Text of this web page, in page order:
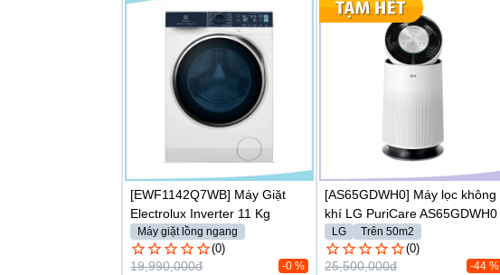
[EWF1142Q7WB] Máy Giặt
Electrolux Inverter 11 Kg
Máy giặt lồng ngang
Từ 10.5 - 11kg (0)
19,990,000đ -0 %
[AS65GDWH0] Máy lọc không
khí LG PuriCare AS65GDWH0
LG Trên 50m2
(0)
25,500,000đ -44 %